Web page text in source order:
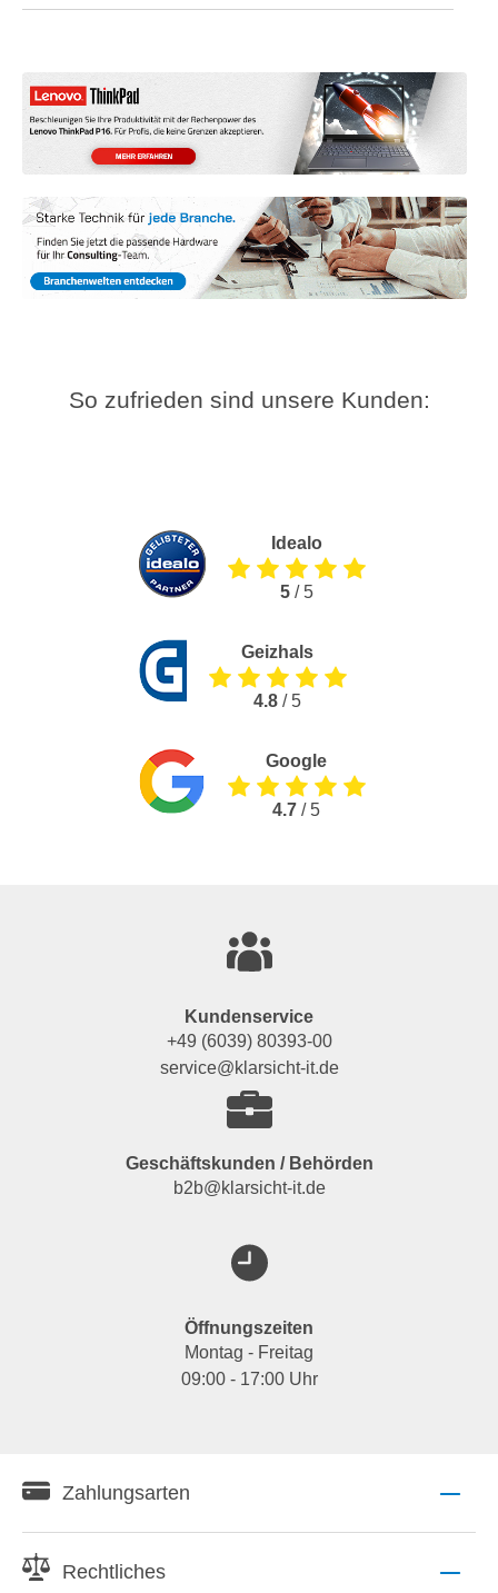
So zufrieden sind unsere Kunden:
Idealo
5/ 5
Geizhals
4.8 / 5
Google
4.7 / 5
Kundenservice
+49 (6039) 80393-00
service@klarsicht-it.de
Geschäftskunden / Behörden
b2b@klarsicht-it.de
Öffnungszeiten
Montag - Freitag
09:00 - 17:00 Uhr
Zahlungsarten
Rechtliches